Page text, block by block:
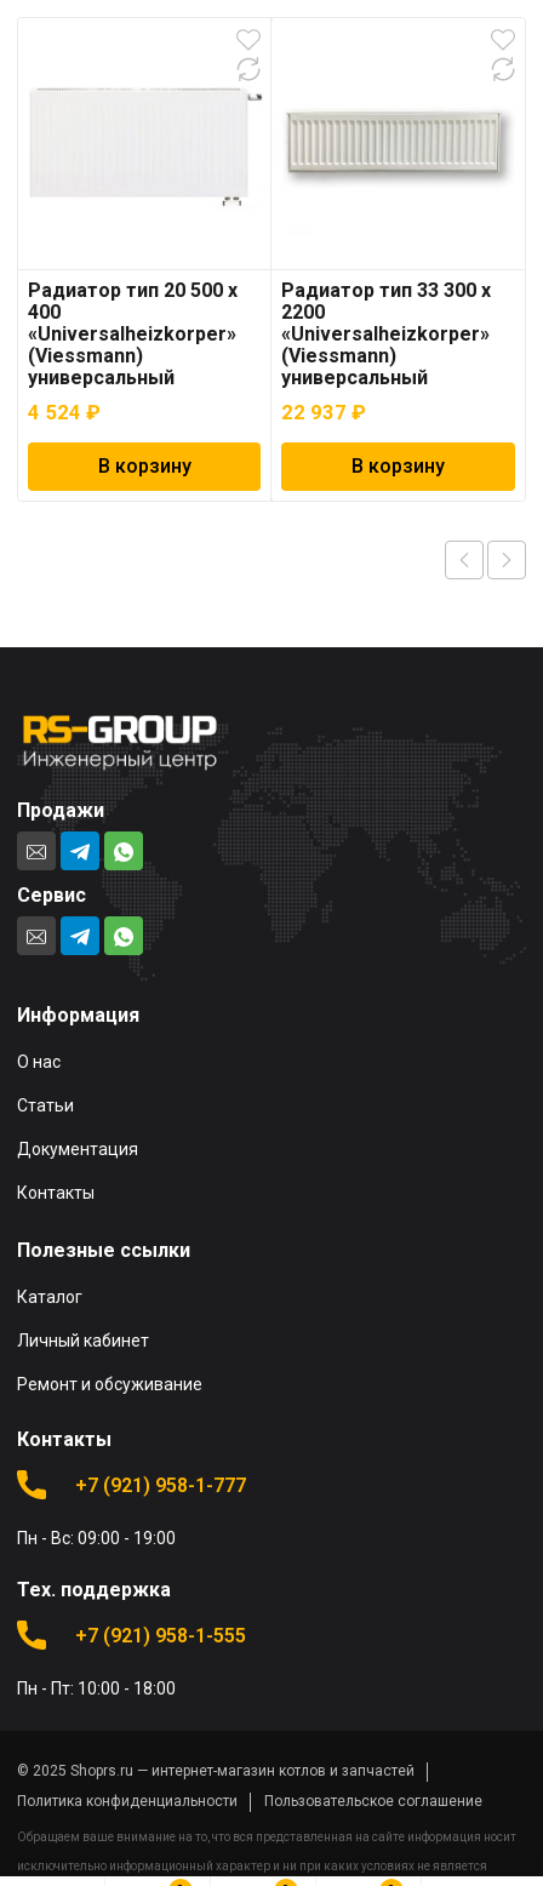
Радиатор тип 20 500 x
400
«Universalheizkorper»
(Viessmann)
универсальный
4 524 ₽
В корзину
Радиатор тип 33 300 x
2200
«Universalheizkorper»
(Viessmann)
универсальный
22 937₽
В корзину
Продажи
Сервис
Информация
О нас
Статьи
Документация
Контакты
Полезные ссылки
Каталог
Личный кабинет
Ремонт и обсуживание
Контакты
+7 (921) 958-1-777
Пн - Вс: 09:00 - 19:00
Тех. поддержка
+7 (921) 958-1-555
Пн - Пт: 10:00 - 18:00
© 2025 Shoprs.ru — интернет-магазин котлов и запчастей
Политика конфиденциальности
Пользовательское соглашение
Обращаем ваше внимание на то, что вся представленная на сайте информация носит
исключительно информационный характер и ни при каких условиях не является